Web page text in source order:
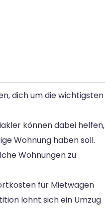
dich um die wichtigsten
können dabei helfen,
Wohnung haben soll.
Wohnungen zu
für Mietwagen
lohnt sich ein Umzug